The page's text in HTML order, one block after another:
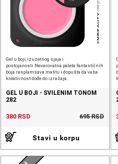
Gel u boji, izuzetnog sjaja i
postojanosti.Neverovatna paleta fantastičnih
boja rasplamsava maštu i dopušta da vaša
kreativnost dođe do izražaja.
GEL U BOJI - SVILENIM TONOM
282
380 RSD 695 RSD
Stavi u korpu